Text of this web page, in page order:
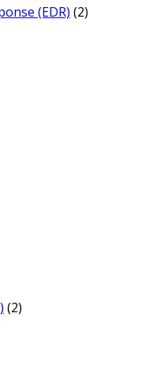
(EDR) (2)
(2)